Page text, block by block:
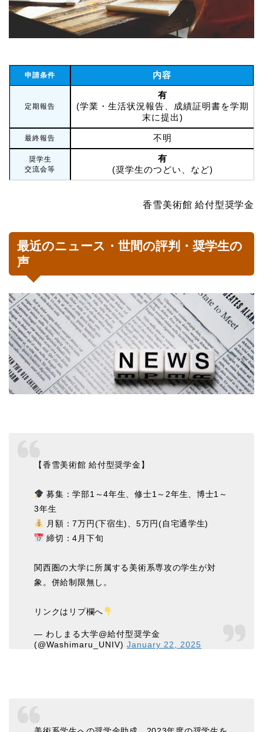
申請条件 内容
定期報告
有
(学業・生活状況報告、成績証明書を学期
末に提出)
最終報告 不明
奨学生
交流会等
有
(奨学生のつどい、など)
香雪美術館 給付型奨学金
最近のニュース・世間の評判・奨学生の
声
【香雪美術館 給付型奨学金】
募集：学部1～4年生、修士1～2年生、博士1～
3年生
月額：7万円(下宿生)、5万円(自宅通学生)
締切：4月下旬
関西圏の大学に所属する美術系専攻の学生が対
象。併給制限無し。
リンクはリプ欄へ
— わしまる大学@給付型奨学金
(@Washimaru_UNIV)January 22, 2025